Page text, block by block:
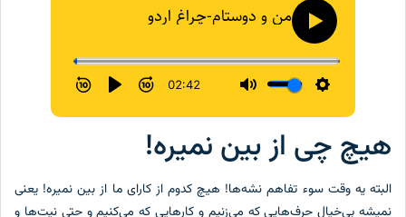
هیچ چی از بین نمیره!
البته یه وقت سوء تفاهم نشه‌ها! هیچ کدوم از کارای ما از بین نمیره! یعنی
نمیشه بی‌خیال حرف‌هایی که می‌زنیم و کارهایی که می‌کنیم و حتی نیت‌ها و